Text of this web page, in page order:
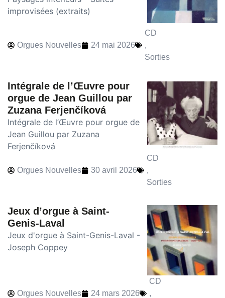
improvisées (extraits)
Orgues Nouvelles 24 mai 2026
CD
,
Sorties
Intégrale de l’Œuvre pour
orgue de Jean Guillou par
Zuzana Ferjenčíková
Intégrale de l’Œuvre pour orgue de
Jean Guillou par Zuzana
Ferjenčíková
Orgues Nouvelles 30 avril 2026
CD
,
Sorties
Jeux d’orgue à Saint-
Genis-Laval
Jeux d'orgue à Saint-Genis-Laval -
Joseph Coppey
Orgues Nouvelles 24 mars 2026
CD
,